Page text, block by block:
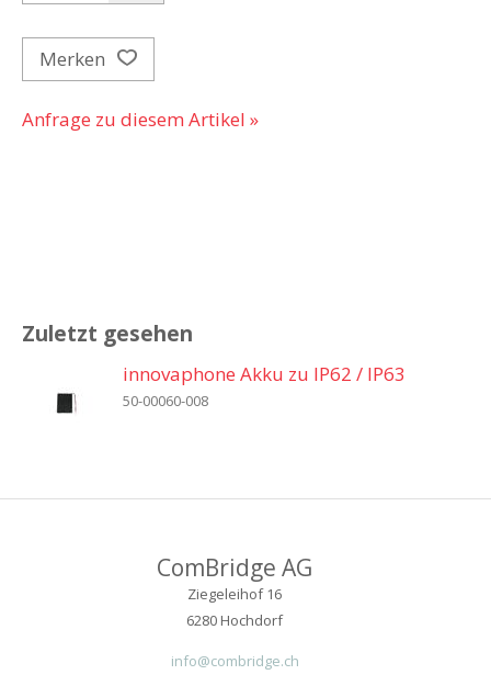
Merken
Anfrage zu diesem Artikel »
Zuletzt gesehen
innovaphone Akku zu IP62 / IP63
50-00060-008
ComBridge AG
Ziegeleihof 16
6280 Hochdorf
info@combridge.ch